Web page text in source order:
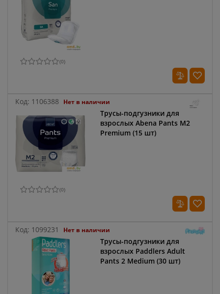
(0)
Код: 1106388 Нет в наличии
Трусы-подгузники для
взрослых Abena Pants M2
Premium (15 шт)
(0)
Код: 1099231 Нет в наличии
Трусы-подгузники для
взрослых Paddlers Adult
Pants 2 Medium (30 шт)